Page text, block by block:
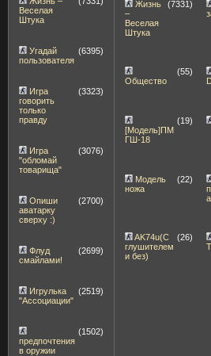
Веселая
Штука
Угадай
пользователя
(6395)
Игра
говорить
только
правду
(3323)
Игра
"обломай
товарища"
(3076)
Опиши
аватарку
сверху :)
(2700)
Флуд
смайлами!
(2699)
Игрулька
"Ассоциации"
(2519)
предпочтения
в оружии
(1502)
Жизнь
–
Веселая
Штука
(7331)
Общество
(55)
[Модель]ПМ
ГШ-18
(19)
Модель
ножа
(22)
AK74u(С
глушителем
и без)
(26)